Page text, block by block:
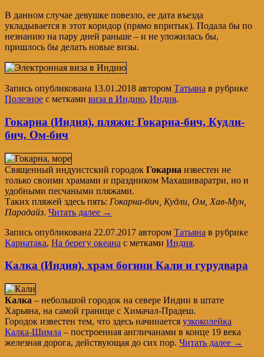
В данном случае девушке повезло, ее дата въезда
укладывается в этот коридор (прямо впритык). Подала бы по
незнанию на пару дней раньше – и не уложилась бы,
пришлось бы делать новые визы.
Запись опубликована 13.01.2018 автором Татьяна в рубрике
Полезное с метками виза в Индию, Индия.
Гокарна (Индия), пляжи: Гокарна-бич, Кудли-
бич, Ом-бич
Священный индуистский городок Гокарна известен не
только своими храмами и праздником Махашиваратри, но и
удобными песчаными пляжами.
Таких пляжей здесь пять: Гокарна-бич, Кудли, Ом, Хав-Мун,
Парадайз. Читать далее →
Запись опубликована 22.07.2017 автором Татьяна в рубрике
Карнатака, На берегу океана с метками Индия.
Калка (Индия), храм богини Кали и гурудвара
Калка – небольшой городок на севере Индии в штате
Харьяна, на самой границе с Химачал-Прадеш.
Городок известен тем, что здесь начинается узкоколейка
Калка-Шимла – построенная англичанами в конце 19 века
железная дорога, действующая до сих пор. Читать далее →